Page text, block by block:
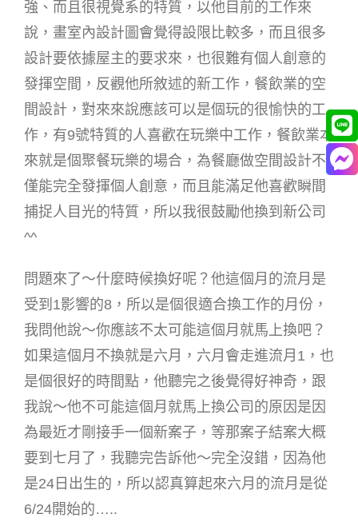
強、而且很視覺系的特質，以他目前的工作來
說，畫室內設計圖會覺得設限比較多，而且很多
設計要依據屋主的要求來，也很難有個人創意的
發揮空間，反觀他所敘述的新工作，餐飲業的空
間設計，對來來說應該可以是個玩的很愉快的工
作，有9號特質的人喜歡在玩樂中工作，餐飲業本
來就是個聚餐玩樂的場合，為餐廳做空間設計不
僅能完全發揮個人創意，而且能滿足他喜歡瞬間
捕捉人目光的特質，所以我很鼓勵他換到新公司
^^
問題來了～什麼時候換好呢？他這個月的流月是
受到1影響的8，所以是個很適合換工作的月份，
我問他說～你應該不太可能這個月就馬上換吧？
如果這個月不換就是六月，六月會走進流月1，也
是個很好的時間點，他聽完之後覺得好神奇，跟
我說～他不可能這個月就馬上換公司的原因是因
為最近才剛接手一個新案子，等那案子結案大概
要到七月了，我聽完告訴他～完全沒錯，因為他
是24日出生的，所以認真算起來六月的流月是從
6/24開始的…..